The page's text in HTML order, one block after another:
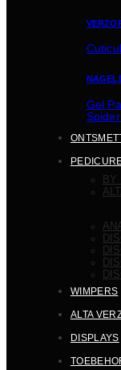
Gel
BY
WIMPERS
ALTA
DISPLAYS